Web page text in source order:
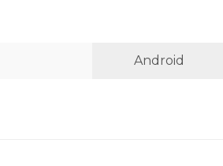
Android